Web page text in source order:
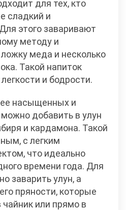
для тех, кто
сладкий и
этого заваривают
методу и
меда и несколько
Такой напиток
и бодрости.
насыщенных и
добавить в улун
и кардамона. Такой
с легким
что идеально
времени года. Для
заварить улун, а
пряности, которые
или прямо в